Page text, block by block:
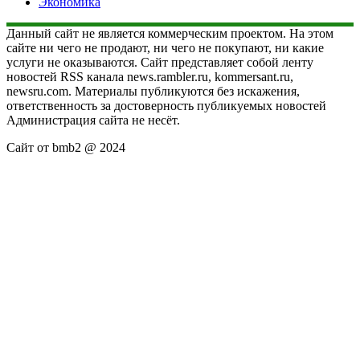
Данный сайт не является коммерческим проектом. На этом
сайте ни чего не продают, ни чего не покупают, ни какие
услуги не оказываются. Сайт представляет собой ленту
новостей RSS канала news.rambler.ru, kommersant.ru,
newsru.com. Материалы публикуются без искажения,
ответственность за достоверность публикуемых новостей
Администрация сайта не несёт.
Сайт от bmb2 @ 2024